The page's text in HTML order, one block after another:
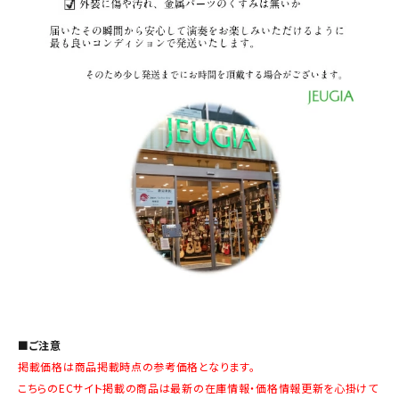
■ご注意
掲載価格は商品掲載時点の参考価格となります。
こちらのECサイト掲載の商品は最新の在庫情報・価格情報更新を心掛けて